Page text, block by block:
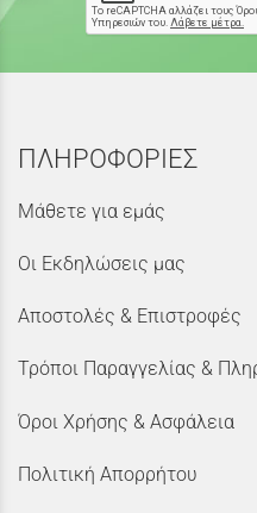
ΠΛΗΡΟΦΟΡΙΕΣ
Μάθετε για εμάς
Οι Εκδηλώσεις μας
Αποστολές & Επιστροφές
Τρόποι Παραγγελίας &
Όροι Χρήσης & Ασφάλεια
Πολιτική Απορρήτου